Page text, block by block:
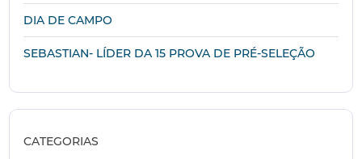
DIA DE CAMPO
SEBASTIAN- LÍDER DA 15 PROVA DE PRÉ-SELEÇÃO
CATEGORIAS